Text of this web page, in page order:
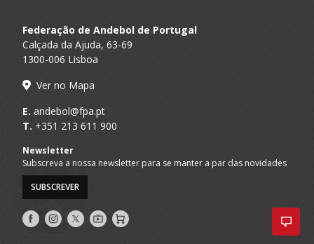
Federação de Andebol de Portugal
Calçada da Ajuda, 63-69
1300-006 Lisboa
Ver no Mapa
E. andebol@fpa.pt
T. +351 213 611 900
Newsletter
Subscreva a nossa newsletter para se manter a par das novidades
SUBSCREVER
Siga-
nos
Siga-
nos
Siga-
nos
AndebolTV
Loja